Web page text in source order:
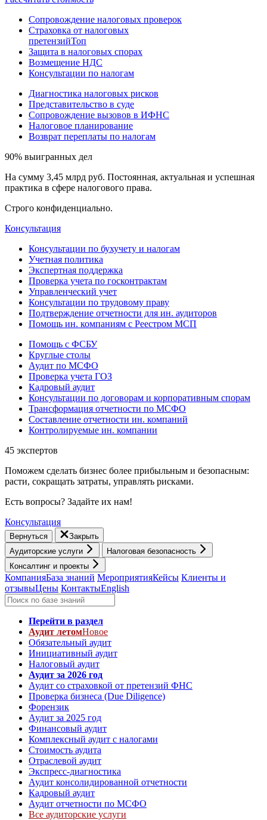
Сопровождение налоговых проверок
Страховка от налоговых
претензийТоп
Защита в налоговых спорах
Возмещение НДС
Консультации по налогам
Диагностика налоговых рисков
Представительство в суде
Сопровождение вызовов в ИФНС
Налоговое планирование
Возврат переплаты по налогам
90% выигранных дел
На сумму 3,45 млрд руб. Постоянная, актуальная и успешная
практика в сфере налогового права.
Строго конфиденциально.
Консультация
Консультации по бухучету и налогам
Учетная политика
Экспертная поддержка
Проверка учета по госконтрактам
Управленческий учет
Консультации по трудовому праву
Подтверждение отчетности для ин. аудиторов
Помощь ин. компаниям с Реестром МСП
Помощь с ФСБУ
Круглые столы
Аудит по МСФО
Проверка учета ГОЗ
Кадровый аудит
Консультации по договорам и корпоративным спорам
Трансформация отчетности по МСФО
Составление отчетности ин. компаний
Контролируемые ин. компании
45 экспертов
Поможем сделать бизнес более прибыльным и безопасным:
расти, cокращать затраты, управлять рисками.
Есть вопросы? Задайте их нам!
Консультация
Вернуться
Закрыть
Аудиторские услуги
Налоговая безопасность
Консалтинг и проекты
КомпанияБаза знаний МероприятияКейсы Клиенты и
отзывыЦены КонтактыEnglish
Перейти в раздел
Аудит летомНовое
Обязательный аудит
Инициативный аудит
Налоговый аудит
Аудит за 2026 год
Аудит со страховкой от претензий ФНС
Проверка бизнеса (Due Diligence)
Форензик
Аудит за 2025 год
Финансовый аудит
Комплексный аудит с налогами
Стоимость аудита
Отраслевой аудит
Экспресс-диагностика
Аудит консолидированной отчетности
Кадровый аудит
Аудит отчетности по МСФО
Все аудиторские услуги